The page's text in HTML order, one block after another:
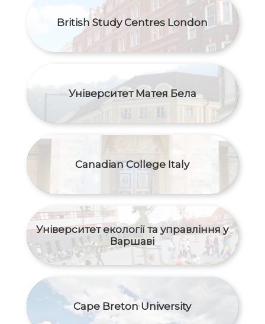
British Study Centres London
Університет Матея Бела
Canadian College Italy
Університет екології та управління у
Варшаві
Cape Breton University